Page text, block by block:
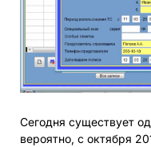
Сегодня существует
вероятно, с октября